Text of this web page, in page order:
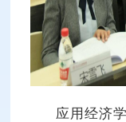
应用经济